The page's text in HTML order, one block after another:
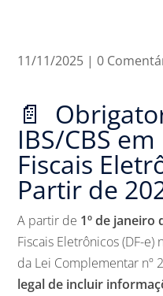
11/11/2025 |0
📄
IBS/CBS
Fiscais
Partir de
A partir de 1º de janeiro
Fiscais Eletrônicos (DF-
da Lei Complementar nº
legal de incluir